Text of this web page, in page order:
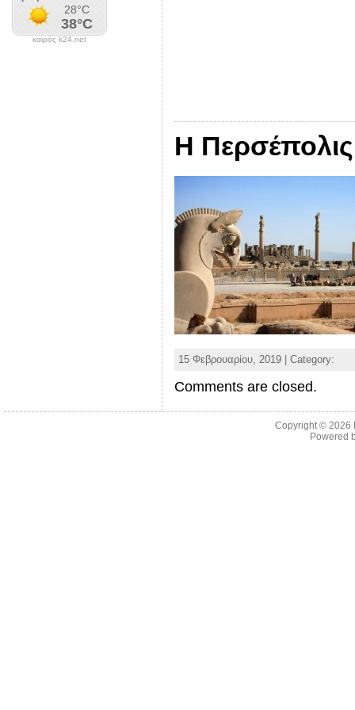
καιρός k24.net
Η
15 Φεβρουαρίου, 2019 | Category:
Comments are closed.
Copyright © 2026
Powered